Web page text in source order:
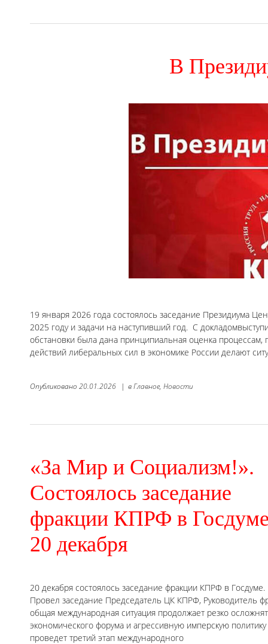
В
19 января 2026 года состоялось заседание Президиума
2025 году и задачи на наступивший год. С
обстановки была дана принципиальная оценка
действий либеральных сил в экономике России делают
Опубликовано 20.01.2026 | вГлавное, Новости
«За Мир и Социализм!».
Состоялось заседание
фракции КПРФ в
20 декабря
20 декабря состоялось заседание фракции КПРФ в Госдуме.
Провел заседание Председатель ЦК КПРФ, Руководитель
общая международная ситуация продолжает резко
экономического форума и агрессивную имперскую
проведет третий этап международного